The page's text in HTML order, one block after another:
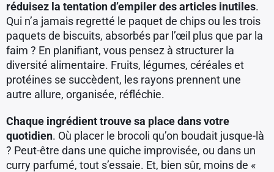
réduisez la tentation d’empiler des articles inutiles.
Qui n’a jamais regretté le paquet de chips ou les trois
paquets de biscuits, absorbés par l’œil plus que par la
faim ? En planifiant, vous pensez à structurer la
diversité alimentaire. Fruits, légumes, céréales et
protéines se succèdent, les rayons prennent une
autre allure, organisée, réfléchie.
Chaque ingrédient trouve sa place dans votre
quotidien. Où placer le brocoli qu’on boudait jusque-là
? Peut-être dans une quiche improvisée, ou dans un
curry parfumé, tout s’essaie. Et, bien sûr, moins de «